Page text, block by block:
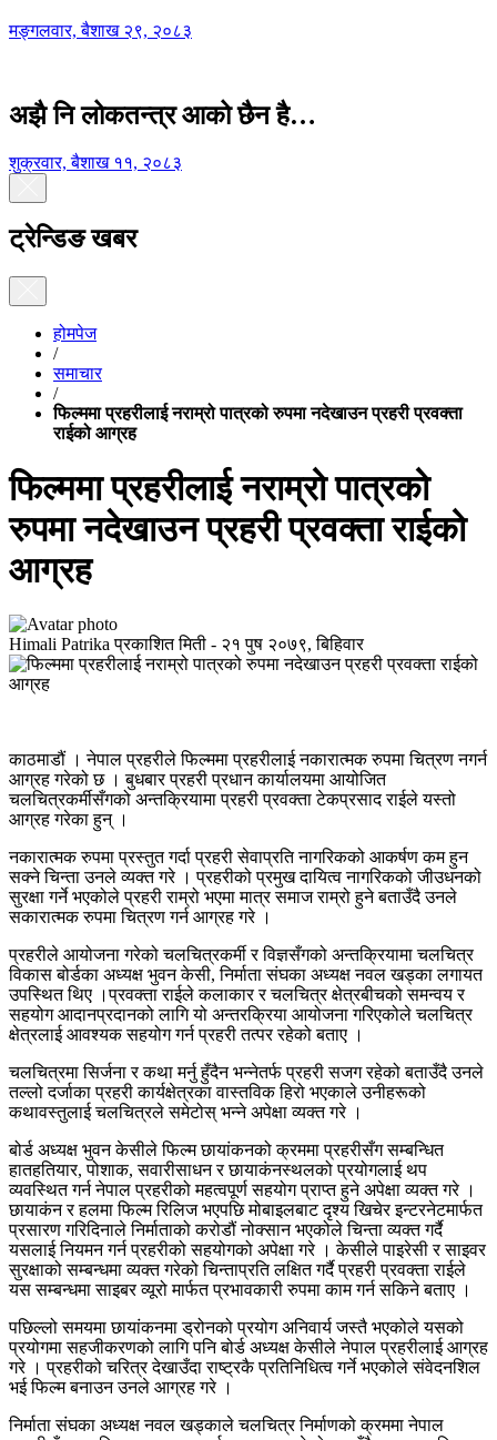
मङ्गलवार, बैशाख २९, २०८३
अझै नि लोकतन्त्र आको छैन है…
शुक्रवार, बैशाख ११, २०८३
ट्रेन्डिङ खबर
होमपेज
/
समाचार
/
फिल्ममा प्रहरीलाई नराम्रो पात्रको रुपमा नदेखाउन प्रहरी प्रवक्ता
राईको आग्रह
फिल्ममा प्रहरीलाई नराम्रो पात्रको
रुपमा नदेखाउन प्रहरी प्रवक्ता राईको
आग्रह
Himali Patrika प्रकाशित मिती - २१ पुष २०७९, बिहिवार
काठमाडौं । नेपाल प्रहरीले फिल्ममा प्रहरीलाई नकारात्मक रुपमा चित्रण नगर्न
आग्रह गरेको छ । बुधबार प्रहरी प्रधान कार्यालयमा आयोजित
चलचित्रकर्मीसँगको अन्तक्रियामा प्रहरी प्रवक्ता टेकप्रसाद राईले यस्तो
आग्रह गरेका हुन् ।
नकारात्मक रुपमा प्रस्तुत गर्दा प्रहरी सेवाप्रति नागरिकको आकर्षण कम हुन
सक्ने चिन्ता उनले व्यक्त गरे । प्रहरीको प्रमुख दायित्व नागरिकको जीउधनको
सुरक्षा गर्ने भएकोले प्रहरी राम्रो भएमा मात्र समाज राम्रो हुने बताउँदै उनले
सकारात्मक रुपमा चित्रण गर्न आग्रह गरे ।
प्रहरीले आयोजना गरेको चलचित्रकर्मी र विज्ञसँगको अन्तक्रियामा चलचित्र
विकास बोर्डका अध्यक्ष भुवन केसी, निर्माता संघका अध्यक्ष नवल खड्का लगायत
उपस्थित थिए ।प्रवक्ता राईले कलाकार र चलचित्र क्षेत्रबीचको समन्वय र
सहयोग आदानप्रदानको लागि यो अन्तरक्रिया आयोजना गरिएकोले चलचित्र
क्षेत्रलाई आवश्यक सहयोग गर्न प्रहरी तत्पर रहेको बताए ।
चलचित्रमा सिर्जना र कथा मर्नु हुँदैन भन्नेतर्फ प्रहरी सजग रहेको बताउँदै उनले
तल्लो दर्जाका प्रहरी कार्यक्षेत्रका वास्तविक हिरो भएकाले उनीहरूको
कथावस्तुलाई चलचित्रले समेटोस् भन्ने अपेक्षा व्यक्त गरे ।
बोर्ड अध्यक्ष भुवन केसीले फिल्म छायांकनको क्रममा प्रहरीसँग सम्बन्धित
हातहतियार, पोशाक, सवारीसाधन र छायाकंनस्थलको प्रयोगलाई थप
व्यवस्थित गर्न नेपाल प्रहरीको महत्वपूर्ण सहयोग प्राप्त हुने अपेक्षा व्यक्त गरे ।
छायाकंन र हलमा फिल्म रिलिज भएपछि मोबाइलबाट दृश्य खिचेर इन्टरनेटमार्फत
प्रसारण गरिदिनाले निर्माताको करोडौं नोक्सान भएकोले चिन्ता व्यक्त गर्दै
यसलाई नियमन गर्न प्रहरीको सहयोगको अपेक्षा गरे । केसीले पाइरेसी र साइवर
सुरक्षाको सम्बन्धमा व्यक्त गरेको चिन्ताप्रति लक्षित गर्दै प्रहरी प्रवक्ता राईले
यस सम्बन्धमा साइबर व्यूरो मार्फत प्रभावकारी रुपमा काम गर्न सकिने बताए ।
पछिल्लो समयमा छायांकनमा ड्रोनको प्रयोग अनिवार्य जस्तै भएकोले यसको
प्रयोगमा सहजीकरणको लागि पनि बोर्ड अध्यक्ष केसीले नेपाल प्रहरीलाई आग्रह
गरे । प्रहरीको चरित्र देखाउँदा राष्ट्रकै प्रतिनिधित्व गर्ने भएकोले संवेदनशिल
भई फिल्म बनाउन उनले आग्रह गरे ।
निर्माता संघका अध्यक्ष नवल खड्काले चलचित्र निर्माणको क्रममा नेपाल